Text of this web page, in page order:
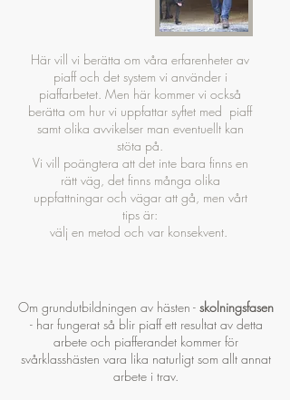
Om grundutbildningen av hästen - skolningsfasen
- har fungerat så blir piaff ett resultat av detta
arbete och piafferandet kommer för
svårklasshästen vara lika naturligt som allt annat
arbete i trav.
Här vill vi berätta om våra erfarenheter av
piaff och det system vi använder i
piaffarbetet. Men här kommer vi också
berätta om hur vi uppfattar syftet med piaff
samt olika avvikelser man eventuellt kan
stöta på.
Vi vill poängtera att det inte bara finns en
rätt väg, det finns många olika
uppfattningar och vägar att gå, men vårt
tips är:
välj en metod och var konsekvent.